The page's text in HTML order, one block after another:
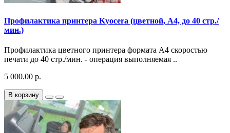
Профилактика принтера Kyocera (цветной, A4, до 40 стр./
мин.)
Профилактика цветного принтера формата A4 скоростью
печати до 40 стр./мин. - операция выполняемая ..
5 000.00 р.
В корзину